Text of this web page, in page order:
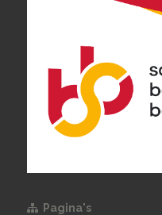
Pagina's